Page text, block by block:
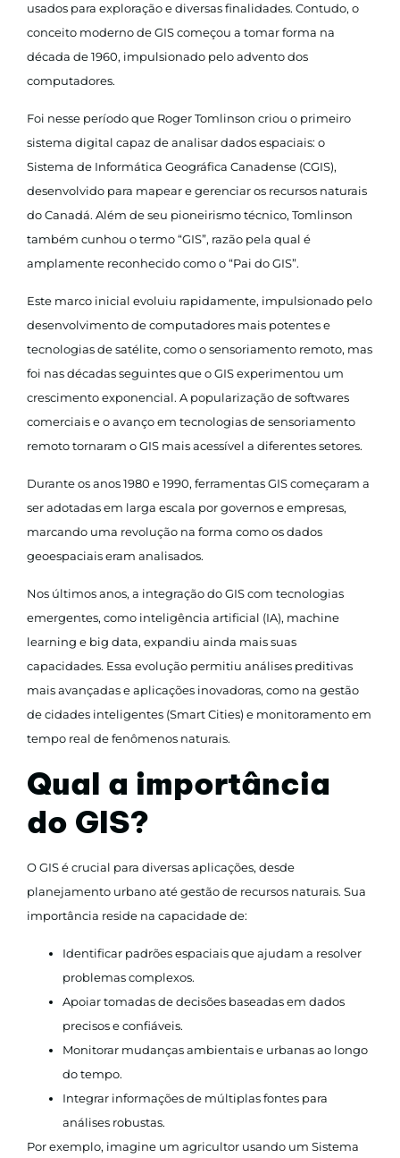
usados para exploração e diversas finalidades. Contudo, o
conceito moderno de GIS começou a tomar forma na
década de 1960, impulsionado pelo advento dos
computadores.
Foi nesse período que Roger Tomlinson criou o primeiro
sistema digital capaz de analisar dados espaciais: o
Sistema de Informática Geográfica Canadense (CGIS),
desenvolvido para mapear e gerenciar os recursos naturais
do Canadá. Além de seu pioneirismo técnico, Tomlinson
também cunhou o termo “GIS”, razão pela qual é
amplamente reconhecido como o “Pai do GIS”.
Este marco inicial evoluiu rapidamente, impulsionado pelo
desenvolvimento de computadores mais potentes e
tecnologias de satélite, como o sensoriamento remoto, mas
foi nas décadas seguintes que o GIS experimentou um
crescimento exponencial. A popularização de softwares
comerciais e o avanço em tecnologias de sensoriamento
remoto tornaram o GIS mais acessível a diferentes setores.
Durante os anos 1980 e 1990, ferramentas GIS começaram a
ser adotadas em larga escala por governos e empresas,
marcando uma revolução na forma como os dados
geoespaciais eram analisados.
Nos últimos anos, a integração do GIS com tecnologias
emergentes, como inteligência artificial (IA), machine
learning e big data, expandiu ainda mais suas
capacidades. Essa evolução permitiu análises preditivas
mais avançadas e aplicações inovadoras, como na gestão
de cidades inteligentes (Smart Cities) e monitoramento em
tempo real de fenômenos naturais.
Qual a importância
do GIS?
O GIS é crucial para diversas aplicações, desde
planejamento urbano até gestão de recursos naturais. Sua
importância reside na capacidade de:
Identificar padrões espaciais que ajudam a resolver
problemas complexos.
Apoiar tomadas de decisões baseadas em dados
precisos e confiáveis.
Monitorar mudanças ambientais e urbanas ao longo
do tempo.
Integrar informações de múltiplas fontes para
análises robustas.
Por exemplo, imagine um agricultor usando um Sistema